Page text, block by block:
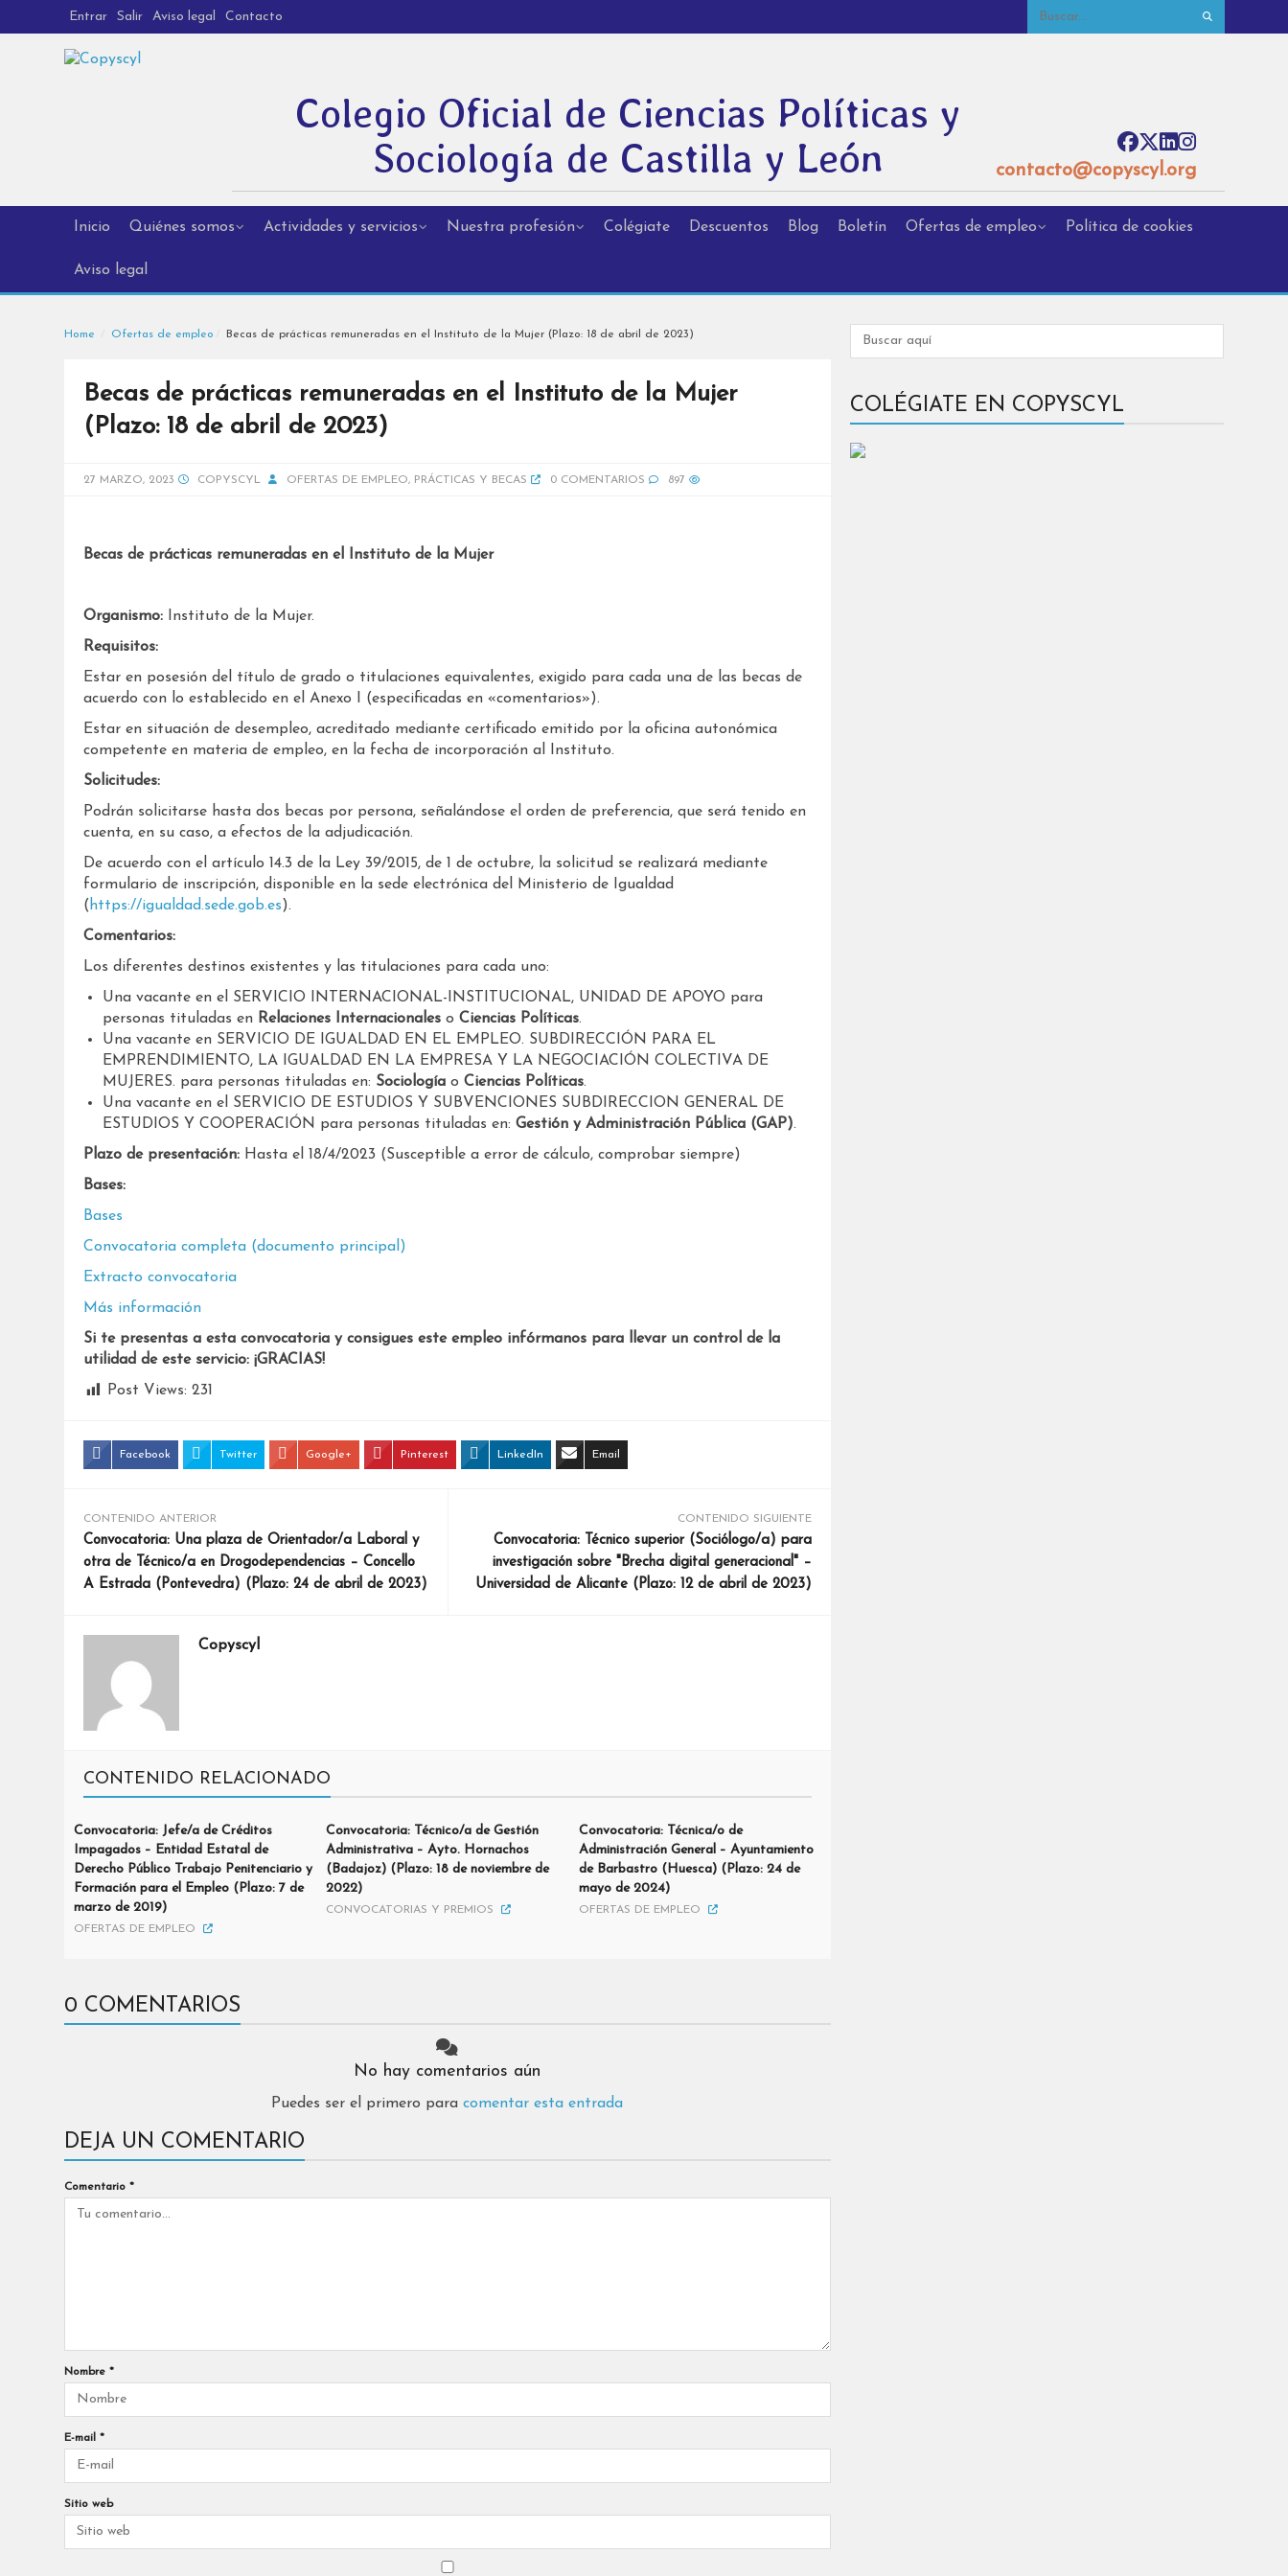
Entrar Salir Aviso legal Contacto
Colegio Oficial de Ciencias Políticas y
Sociología de Castilla y León
contacto@copyscyl.org
Inicio Quiénes somos Actividades y servicios Nuestra profesión Colégiate Descuentos Blog Boletín Ofertas de empleo Política de cookies
Aviso legal
Home Ofertas de empleo Becas de prácticas remuneradas en el Instituto de la Mujer (Plazo: 18 de abril de 2023)
Becas de prácticas remuneradas en el Instituto de la Mujer
(Plazo: 18 de abril de 2023)
27 MARZO, 2023 COPYSCYL OFERTAS DE EMPLEO, PRÁCTICAS Y BECAS 0 COMENTARIOS 897
Becas de prácticas remuneradas en el Instituto de la Mujer
Organismo:Instituto de la Mujer.
Requisitos:
Estar en posesión del título de grado o titulaciones equivalentes, exigido para cada una de las becas de
acuerdo con lo establecido en el Anexo I (especificadas en «comentarios»).
Estar en situación de desempleo, acreditado mediante certificado emitido por la oficina autonómica
competente en materia de empleo, en la fecha de incorporación al Instituto.
Solicitudes:
Podrán solicitarse hasta dos becas por persona, señalándose el orden de preferencia, que será tenido en
cuenta, en su caso, a efectos de la adjudicación.
De acuerdo con el artículo 14.3 de la Ley 39/2015, de 1 de octubre, la solicitud se realizará mediante
formulario de inscripción, disponible en la sede electrónica del Ministerio de Igualdad
( https://igualdad.sede.gob.es).
Comentarios:
Los diferentes destinos existentes y las titulaciones para cada uno:
Una vacante en el SERVICIO INTERNACIONAL-INSTITUCIONAL, UNIDAD DE APOYO para
personas tituladas en Relaciones Internacionaleso Ciencias Políticas.
Una vacante en SERVICIO DE IGUALDAD EN EL EMPLEO. SUBDIRECCIÓN PARA EL
EMPRENDIMIENTO, LA IGUALDAD EN LA EMPRESA Y LA NEGOCIACIÓN COLECTIVA DE
MUJERES. para personas tituladas en: Sociologíao Ciencias Políticas.
Una vacante en el SERVICIO DE ESTUDIOS Y SUBVENCIONES SUBDIRECCION GENERAL DE
ESTUDIOS Y COOPERACIÓN para personas tituladas en: Gestión y Administración Pública (GAP).
Plazo de presentación:Hasta el 18/4/2023 (Susceptible a error de cálculo, comprobar siempre)
Bases:
Bases
Convocatoria completa (documento principal)
Extracto convocatoria
Más información
Si te presentas a esta convocatoria y consigues este empleo infórmanos para llevar un control de la
utilidad de este servicio: ¡GRACIAS!
Post Views: 231
Facebook Twitter Google+ Pinterest LinkedIn Email
CONTENIDO ANTERIOR
Convocatoria: Una plaza de Orientador/a Laboral y
otra de Técnico/a en Drogodependencias – Concello
A Estrada (Pontevedra) (Plazo: 24 de abril de 2023)
CONTENIDO SIGUIENTE
Convocatoria: Técnico superior (Sociólogo/a) para
investigación sobre "Brecha digital generacional" –
Universidad de Alicante (Plazo: 12 de abril de 2023)
Copyscyl
CONTENIDO RELACIONADO
Convocatoria: Jefe/a de Créditos
Impagados – Entidad Estatal de
Derecho Público Trabajo Penitenciario y
Formación para el Empleo (Plazo: 7 de
marzo de 2019)
OFERTAS DE EMPLEO
Convocatoria: Técnico/a de Gestión
Administrativa – Ayto. Hornachos
(Badajoz) (Plazo: 18 de noviembre de
2022)
CONVOCATORIAS Y PREMIOS
Convocatoria: Técnica/o de
Administración General – Ayuntamiento
de Barbastro (Huesca) (Plazo: 24 de
mayo de 2024)
OFERTAS DE EMPLEO
0 COMENTARIOS
No hay comentarios aún
Puedes ser el primero paracomentar esta entrada
DEJA UN COMENTARIO
Comentario *
Nombre *
E-mail *
Sitio web
COLÉGIATE EN COPYSCYL